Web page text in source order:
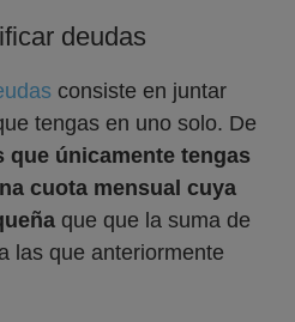
deudas
consiste en juntar
tengas en uno solo. De
que únicamente tengas
cuota mensual cuya
que que la suma de
las que anteriormente